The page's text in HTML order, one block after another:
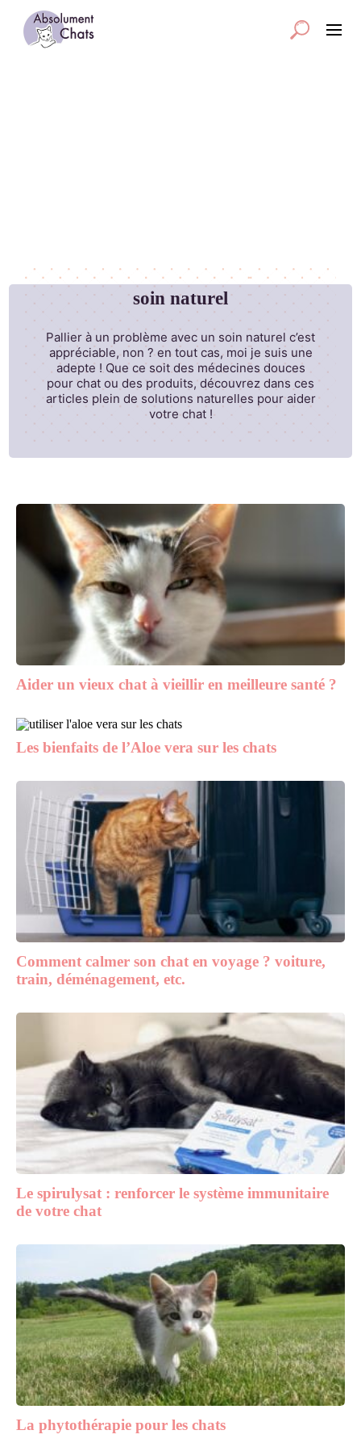
soin naturel
Pallier à un problème avec un soin naturel c’est
appréciable, non ? en tout cas, moi je suis une
adepte ! Que ce soit des médecines douces
pour chat ou des produits, découvrez dans ces
articles plein de solutions naturelles pour aider
votre chat !
Aider un vieux chat à vieillir en meilleure santé ?
Les bienfaits de l’Aloe vera sur les chats
Comment calmer son chat en voyage ? voiture,
train, déménagement, etc.
Le spirulysat : renforcer le système immunitaire
de votre chat
La phytothérapie pour les chats